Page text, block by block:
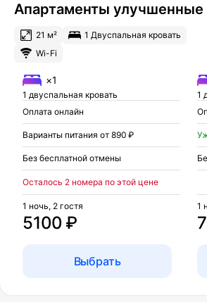
Апартаменты улучшенные
21 м²
1 Двуспальная кровать
Wi-Fi
×1
1 двуспальная кровать
Оплата онлайн
Варианты питания от 890 ₽
Без бесплатной отмены
Осталось 2 номера по этой цене
5100 ₽
1 ночь, 2 гостя
Выбрать
1
1